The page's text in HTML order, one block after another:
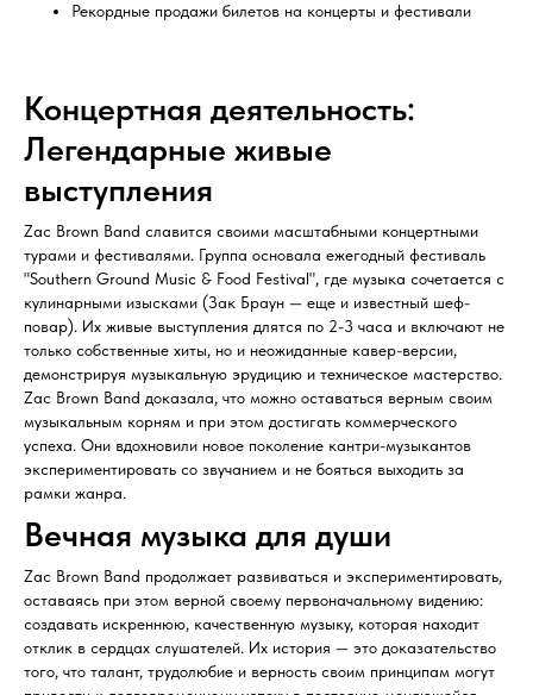
Рекордные продажи билетов на концерты и фестивали
Концертная деятельность:
Легендарные живые
выступления
Zac Brown Band славится своими масштабными концертными
турами и фестивалями. Группа основала ежегодный фестиваль
"Southern Ground Music & Food Festival", где музыка сочетается с
кулинарными изысками (Зак Браун — еще и известный шеф-
повар). Их живые выступления длятся по 2-3 часа и включают не
только собственные хиты, но и неожиданные кавер-версии,
демонстрируя музыкальную эрудицию и техническое мастерство.
Zac Brown Band доказала, что можно оставаться верным своим
музыкальным корням и при этом достигать коммерческого
успеха. Они вдохновили новое поколение кантри-музыкантов
экспериментировать со звучанием и не бояться выходить за
рамки жанра.
Вечная музыка для души
Zac Brown Band продолжает развиваться и экспериментировать,
оставаясь при этом верной своему первоначальному видению:
создавать искреннюю, качественную музыку, которая находит
отклик в сердцах слушателей. Их история — это доказательство
того, что талант, трудолюбие и верность своим принципам могут